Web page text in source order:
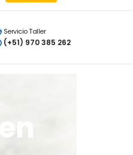
Servicio Taller
(+51) 970 385 262